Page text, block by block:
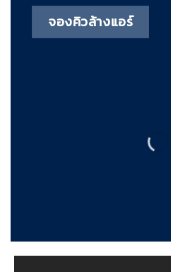
จองคิวล้างแอร์